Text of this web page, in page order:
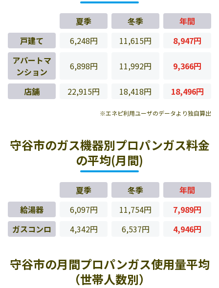
夏季 冬季
年間
戸建て
6,248円 11,615円
8,947円
アパートマ
ンション
6,898円 11,992円 9,366円
店舗 22,915円 18,418円 18,496円
※エネピ利用ユーザのデータより独自算出
守谷市のガス機器別プロパンガス料金
の平均(月間)
夏季 冬季
年間
給湯器
6,097円 11,754円
7,989円
ガスコンロ
4,342円 6,537円 4,946円
守谷市の月間プロパンガス使用量平均
（世帯人数別）